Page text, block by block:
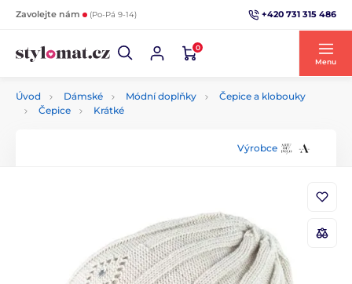
Zavolejte nám (Po-Pá 9-14) +420 731 315 486
0
Menu
Úvod Dámské Módní doplňky
Čepice a klobouky
Čepice
Krátké
Výrobce